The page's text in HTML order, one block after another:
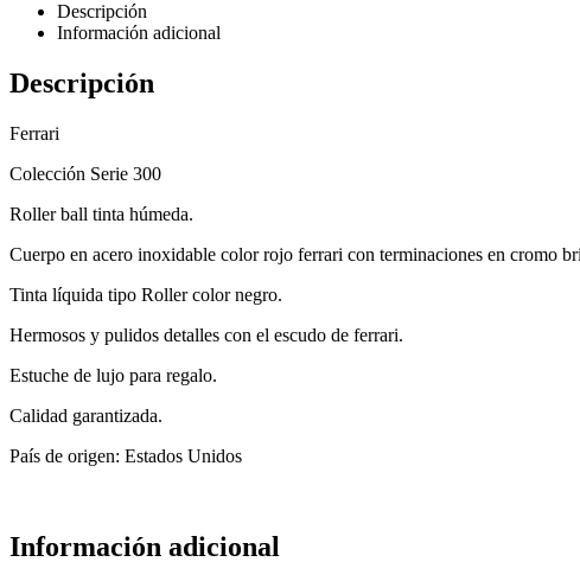
Descripción
Información adicional
Descripción
Ferrari
Colección Serie 300
Roller ball tinta húmeda.
Cuerpo en acero inoxidable color rojo ferrari con terminaciones en cromo
Tinta líquida tipo Roller color negro.
Hermosos y pulidos detalles con el escudo de ferrari.
Estuche de lujo para regalo.
Calidad garantizada.
País de origen: Estados Unidos
Información adicional